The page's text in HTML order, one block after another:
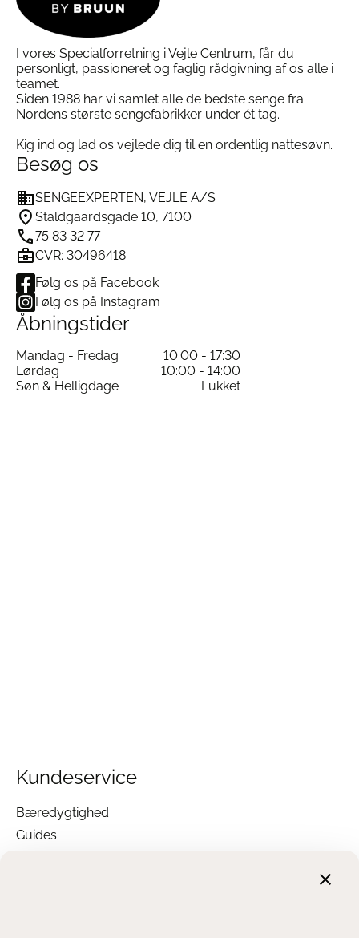
på
varesiden
I vores Specialforretning i Vejle Centrum, får du
personligt, passioneret og faglig rådgivning af os alle i
teamet.
Siden 1988 har vi samlet alle de bedste senge fra
Nordens største sengefabrikker under ét tag.
Kig ind og lad os vejlede dig til en ordentlig nattesøvn.
Besøg os
SENGEEXPERTEN, VEJLE A/S
Staldgaardsgade 10, 7100
75 83 32 77
CVR: 30496418
Følg os på Facebook
Følg os på Instagram
Åbningstider
Mandag - Fredag
10:00 - 17:30
Lørdag
10:00 - 14:00
Søn & Helligdage
Lukket
Kundeservice
Bæredygtighed
Guides